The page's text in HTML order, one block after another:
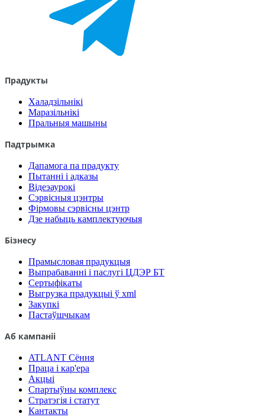
Прадукты
Халадзільнікі
Маразільнікі
Пральныя машыны
Падтрымка
Дапамога па прадукту
Пытанні і адказы
Відеэаурокі
Сэрвісныя цэнтры
Фірмовы сэрвісны цэнтр
Дзе набыць камплектуючыя
Бізнесу
Прамысловая прадукцыя
Выпрабаванні і паслугі ЦДЭР БТ
Сертыфікаты
Выгрузка прадукцыі ў xml
Закупкі
Пастаўшчыкам
Аб кампаніі
ATLANT Сёння
Праца і кар'ера
Акцыі
Спартыўны комплекс
Стратэгія і статут
Кантакты